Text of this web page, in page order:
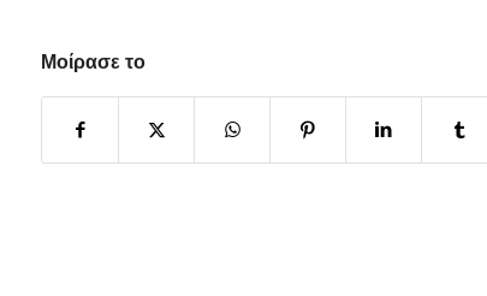
Μοίρασε το